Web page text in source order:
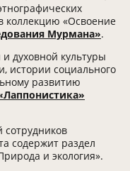
коллекцию «Освоение
Мурмана».
духовной культуры
истории социального
развитию
сотрудников
содержит раздел
и экология».